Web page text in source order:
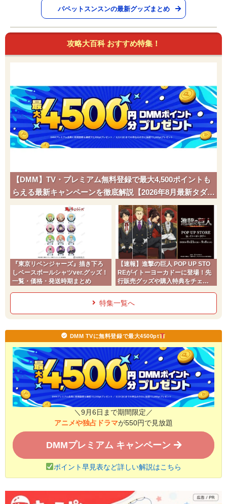
パペットスンスンの最新グッズまとめ
攻略大百科 おすすめ特集！
【DMM】TV・プレミアム無料登録で最大4,500ポイントも
らえる最新キャンペーンを徹底解説【2026年8月最新タダポ
チ】
『東京リベンジャーズ』描き下ろ
しベースボールシャツver.グッズ！
一覧・価格・発送時期まとめ
【速報】進撃の巨人 POP UP STO
REがイトーヨーカドーに登場！先
行販売グッズや購入特典をチェッ
特集一覧へ
DMM TVに無料登録で最大4500pt
＼9月6日まで期間限定／
アニメや独占ドラマが550円で見放題
DMMプレミアム キャンペーン
ポイント早見表など詳しい解説はこちら